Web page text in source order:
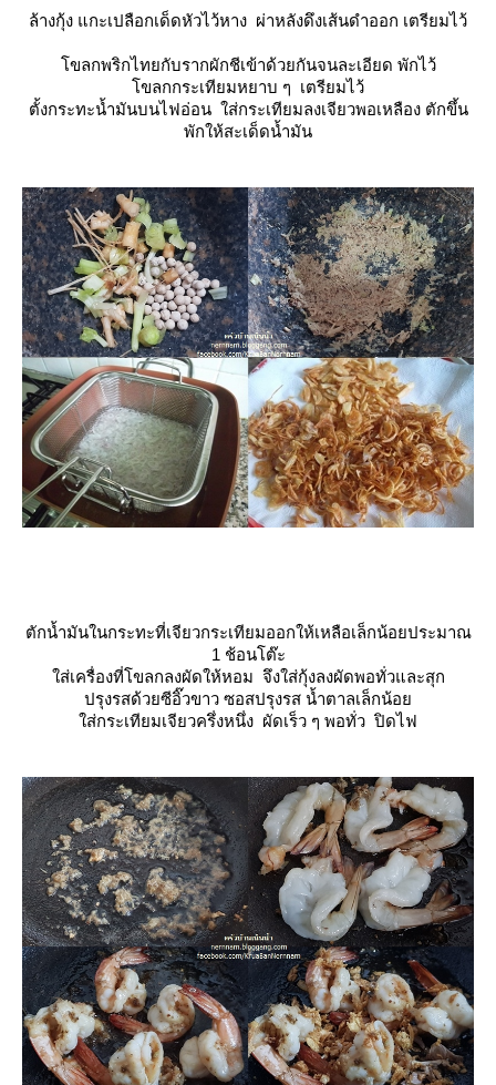
ล้างกุ้ง แกะเปลือกเด็ดหัวไว้หาง ผ่าหลังดึงเส้นดำออก เตรียมไว้
ขลกพริกไทยกับรากผักชีเข้าด้วยกันจนละเอียด พักไว้
ขลกกระเทียมหยาบ ๆ เตรียมไว้
ตั้งกระทะน้ำมันบนไฟอ่อน ใส่กระเทียมลงเจียวพอเหลือง ตักขึ้น
พักให้สะเด็ดน้ำมัน
ตักน้ำมันในกระทะที่เจียวกระเทียมออกให้เหลือเล็กน้อยประมาณ
1 ช้อนโต๊ะ
ส่เครื่องที่โขลกลงผัดให้หอม จึงใส่กุ้งลงผัดพอทั่วและสุก
ปรุงรสด้วยซีอิ๊วขาว ซอสปรุงรส น้ำตาลเล็กน้อ
ส่กระเทียมเจียวครึ่งหนึ่ง ผัดเร็ว ๆ พอทั่ว ปิดไฟ